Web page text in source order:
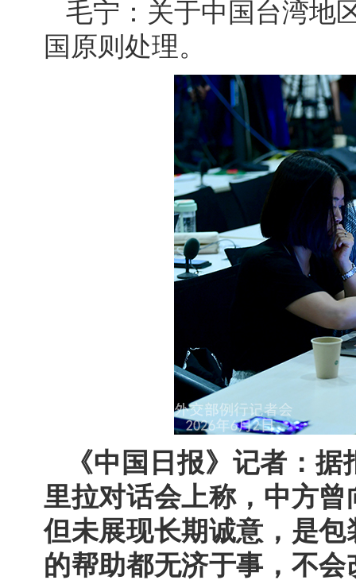
毛宁：关于中国台湾地
国原则处理。
《中国日报》记者：
里拉对话会上称，中方
但未展现长期诚意，是
的帮助都无济于事，不